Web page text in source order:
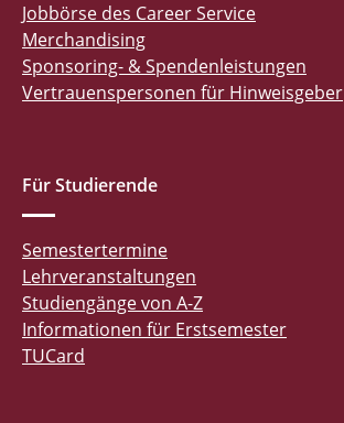
Jobbörse des Career Service
Merchandising
Sponsoring- & Spendenleistungen
Vertrauenspersonen für Hinweisgeber
Für Studierende
Semestertermine
Lehrveranstaltungen
Studiengänge von A-Z
Informationen für Erstsemester
TUCard